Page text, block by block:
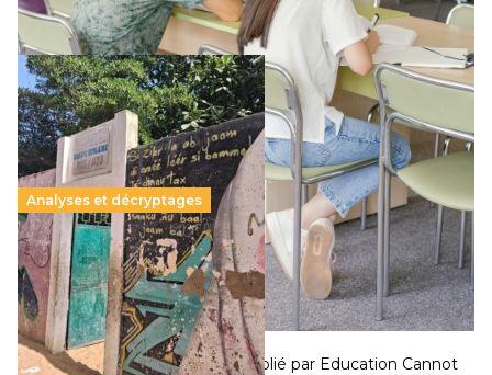
Lire la suite →
Analyses et décryptages
258 millions d’enfants victimes de la guerre, des
chocs climatiques et des déplacements de
population
11 juillet 2026- National
Un nouveau rapport mondial publié par Education Cannot